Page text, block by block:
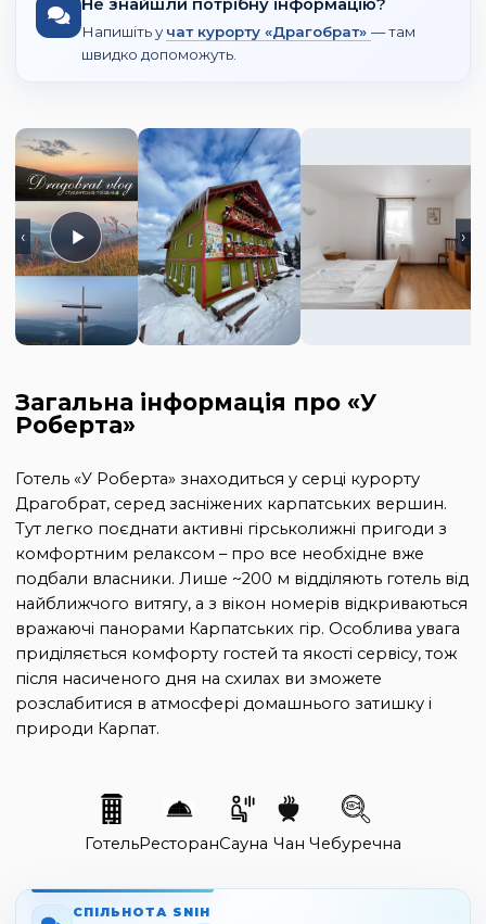
Не знайшли потрібну інформацію?
Напишіть у чат курорту «Драгобрат» — там
швидко допоможуть.
‹ ›
Загальна інформація про «У
Роберта»
Готель «У Роберта» знаходиться у серці курорту
Драгобрат, серед засніжених карпатських вершин.
Тут легко поєднати активні гірськолижні пригоди з
комфортним релаксом – про все необхідне вже
подбали власники. Лише ~200 м відділяють готель від
найближчого витягу, а з вікон номерів відкриваються
вражаючі панорами Карпатських гір. Особлива увага
приділяється комфорту гостей та якості сервісу, тож
після насиченого дня на схилах ви зможете
розслабитися в атмосфері домашнього затишку і
природи Карпат.
ГотельРесторанСауна Чан Чебуречна
СПІЛЬНОТА SNIH